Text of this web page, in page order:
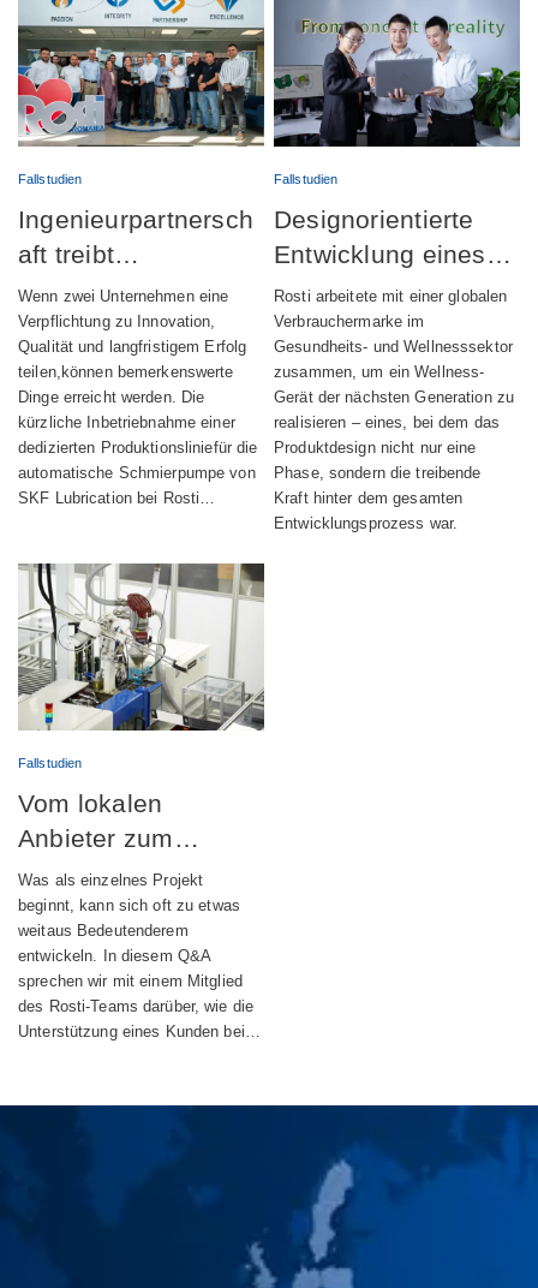
Fallstudien
Ingenieurpartnersch
aft treibt
erfolgreichen Start
der Produktion
automatischer
Schmiervorrichtunge
n voran
Wenn zwei Unternehmen eine
Verpflichtung zu Innovation,
Qualität und langfristigem Erfolg
teilen,können bemerkenswerte
Dinge erreicht werden. Die
kürzliche Inbetriebnahme einer
dedizierten Produktionsliniefür die
automatische Schmierpumpe von
SKF Lubrication bei Rosti…
Fallstudien
Designorientierte
Entwicklung eines
vollständig
integrierten
Wellness-Geräts
Rosti arbeitete mit einer globalen
Verbrauchermarke im
Gesundheits- und Wellnesssektor
zusammen, um ein Wellness-
Gerät der nächsten Generation zu
realisieren – eines, bei dem das
Produktdesign nicht nur eine
Phase, sondern die treibende
Kraft hinter dem gesamten
Entwicklungsprozess war.
Fallstudien
Vom lokalen
Anbieter zum
globalen
Engineering-Partner
Was als einzelnes Projekt
beginnt, kann sich oft zu etwas
weitaus Bedeutenderem
entwickeln. In diesem Q&A
sprechen wir mit einem Mitglied
des Rosti-Teams darüber, wie die
Unterstützung eines Kunden bei…